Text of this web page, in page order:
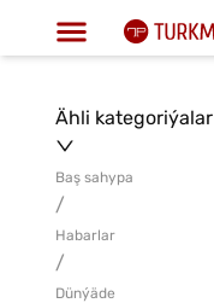
Ähli kategoriýalar
Baş sahypa
/
Habarlar
/
Dünýäde